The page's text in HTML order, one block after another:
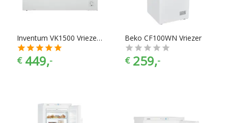
Inventum VK1500 Vriezer Wit
€ 449,-
Beko CF100WN Vriezer
€ 259,-